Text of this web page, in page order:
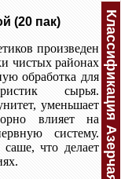
(20 пак)
произведен
чистых районах
обработка для
сырья.
уменьшает
влияет на
систему.
что делает Классификация Азерчая